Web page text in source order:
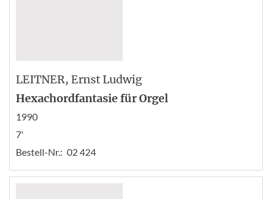
LEITNER, Ernst Ludwig
Hexachordfantasie für Orgel
1990
7'
Bestell-Nr.: 02 424